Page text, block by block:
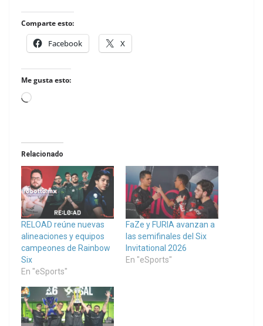
Comparte esto:
Facebook X
Me gusta esto:
Loading…
Relacionado
RELOAD reúne nuevas
alineaciones y equipos
campeones de Rainbow
Six
En "eSports"
FaZe y FURIA avanzan a
las semifinales del Six
Invitational 2026
En "eSports"